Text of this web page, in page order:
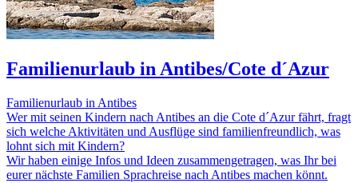
Familienurlaub in Antibes/Cote d´Azur
Familienurlaub in Antibes
Wer mit seinen Kindern nach Antibes an die Cote d´Azur fährt, fragt
sich welche Aktivitäten und Ausflüge sind familienfreundlich, was
lohnt sich mit Kindern?
Wir haben einige Infos und Ideen zusammengetragen, was Ihr bei
eurer nächste Familien Sprachreise nach Antibes machen könnt.